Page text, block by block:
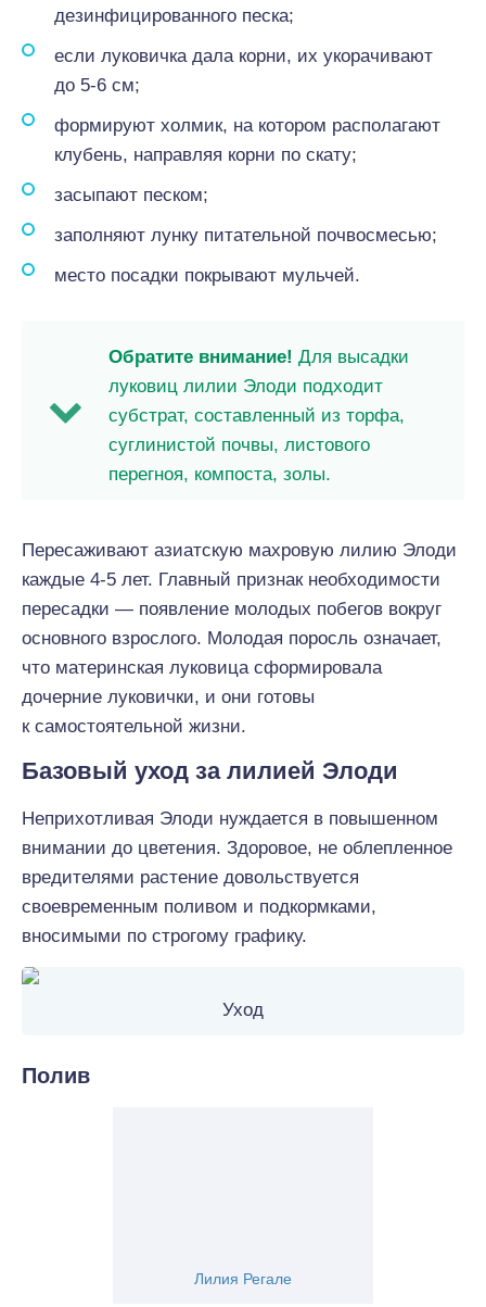
дезинфицированного песка;
если луковичка дала корни, их укорачивают
до 5-6 см;
формируют холмик, на котором располагают
клубень, направляя корни по скату;
засыпают песком;
заполняют лунку питательной почвосмесью;
место посадки покрывают мульчей.
Обратите внимание! Для высадки
луковиц лилии Элоди подходит
субстрат, составленный из торфа,
суглинистой почвы, листового
перегноя, компоста, золы.
Пересаживают азиатскую махровую лилию Элоди
каждые 4-5 лет. Главный признак необходимости
пересадки — появление молодых побегов вокруг
основного взрослого. Молодая поросль означает,
что материнская луковица сформировала
дочерние луковички, и они готовы
к самостоятельной жизни.
Базовый уход за лилией Элоди
Неприхотливая Элоди нуждается в повышенном
внимании до цветения. Здоровое, не облепленное
вредителями растение довольствуется
своевременным поливом и подкормками,
вносимыми по строгому графику.
Уход
Полив
Лилия Регале